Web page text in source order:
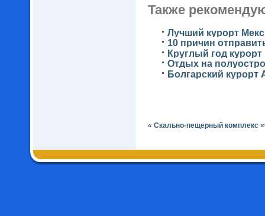
Также
Лучший курорт
10 причин
Круглый год
Отдых на
Болгарский курорт
« Скально-пещерный комплекс